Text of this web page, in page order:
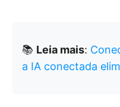
📚 Leia mais:
a IA conectada